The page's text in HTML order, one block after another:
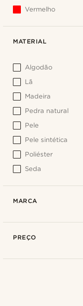
Vermelho
MATERIAL
Algodão
Lã
Madeira
Pedra natural
Pele
Pele sintética
Poliéster
Seda
MARCA
PREÇO